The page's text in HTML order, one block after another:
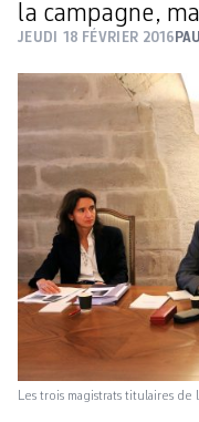
la campagne,
JEUDI 18 FÉVRIER 2016
Les trois magistrats titulaires de